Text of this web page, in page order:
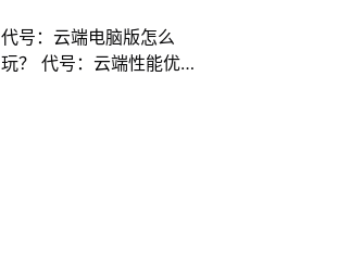
代号：云端电脑版怎么
玩？ 代号：云端性能优